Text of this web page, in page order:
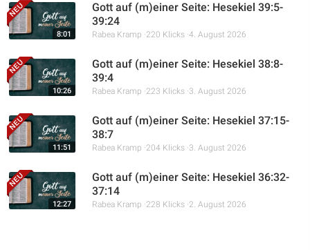
8:01
Gott auf (m)einer Seite: Hesekiel 39:5-
39:24
Rabea Kramp 220 Klicks 4. August 2026
10:26
Gott auf (m)einer Seite: Hesekiel 38:8-
39:4
Rabea Kramp 223 Klicks 3. August 2026
11:51
Gott auf (m)einer Seite: Hesekiel 37:15-
38:7
Rabea Kramp 204 Klicks 3. August 2026
12:27
Gott auf (m)einer Seite: Hesekiel 36:32-
37:14
Rabea Kramp 228 Klicks 2. August 2026